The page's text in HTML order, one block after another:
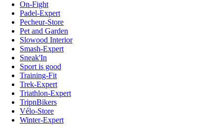
On-Fight
Padel-Expert
Pecheur-Store
Pet and Garden
Slowood Interior
Smash-Expert
Sneak'In
Sport is good
Training-Fit
Trek-Expert
Triathlon-Expert
TripnBikers
Vélo-Store
Winter-Expert